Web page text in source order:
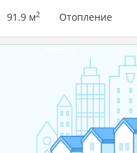
91.9 м2 Отопление